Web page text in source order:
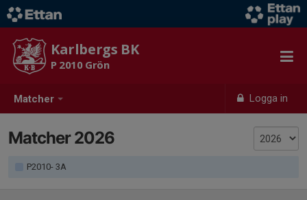
Matcher Logga in
Karlbergs BK
P 2010 Grön
Matcher 2026
P2010- 3A